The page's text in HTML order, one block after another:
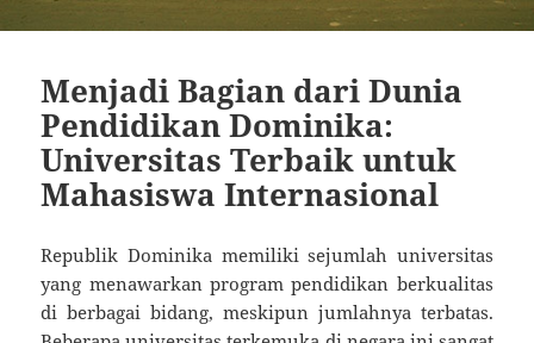
Menjadi Bagian dari Dunia
Pendidikan Dominika:
Universitas Terbaik untuk
Mahasiswa Internasional
Republik Dominika memiliki sejumlah universitas
yang menawarkan program pendidikan berkualitas
di berbagai bidang, meskipun jumlahnya terbatas.